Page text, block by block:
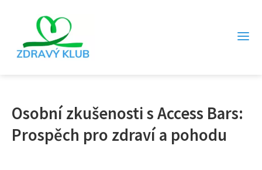
Osobní zkušenosti s Access Bars:
Prospěch pro zdraví a pohodu